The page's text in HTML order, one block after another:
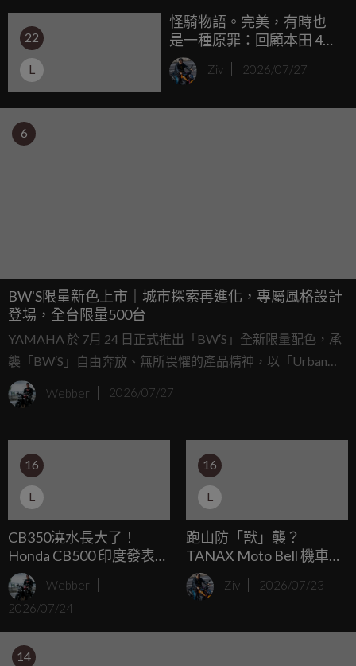
22
L
怪騎物語。完美，有時也
是一種原罪：回顧本田 400
仿賽的終極進化型 Honda
RVF NC35！
Ziv 2026/07/27
6
BW'S限量新色上市｜城市探索再進化，專屬風格設計
登場，全台限量500台
YAMAHA 於 7月 24 日正式推出「BW′S」全新限量配色，承
襲「BW′S」自由奔放、無所畏懼的產品精神，以「Urban
Explore 城市探索」為設計核心，透過專屬外觀與細膩工藝，
打造兼具個性、機能與質感的全新車款，陪伴騎士自在探索
稀價值完美結合，獻給每一位勇於開拓、樂於探索的騎士。
Webber 2026/07/27
16
L
CB350澆水長大了！
Honda CB500 印度發表，
501c.c. 氣冷引擎、 28.1
PS，能重現當年14.8萬之
亂？
Webber
2026/07/24
16
L
跑山防「獸」襲？
TANAX Moto Bell 機車專
用驅熊鈴，售價 2,530 日
圓免接線秒安裝！
Ziv 2026/07/23
14